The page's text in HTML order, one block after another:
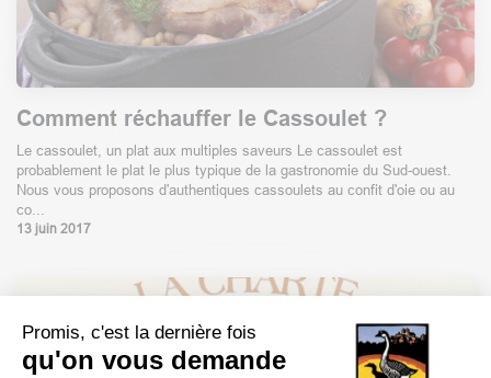
Promis, c'est la dernière fois
qu'on vous demande
Comment réchauffer le Cassoulet ?
Le cassoulet, un plat aux multiples saveurs Le cassoulet est
probablement le plat le plus typique de la gastronomie du Sud-ouest.
Nous vous proposons d'authentiques cassoulets au confit d'oie ou au
co...
13 juin 2017